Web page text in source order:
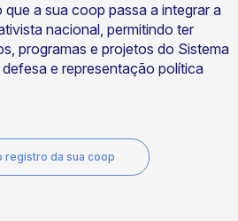
que a sua coop passa a integrar a
nacional, permitindo ter
programas e projetos do Sistema
e representação política
registro da sua coop